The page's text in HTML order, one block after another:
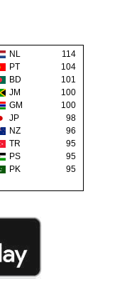
NL
114
PT
104
BD
101
JM
100
GM
100
JP
98
NZ
96
TR
95
PS
95
PK 95